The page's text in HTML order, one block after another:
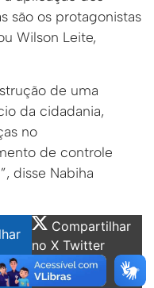
são os protagonistas
Wilson Leite,
de uma
da cidadania,
no
de controle
disse Nabiha
Compartilhar
no X Twitter